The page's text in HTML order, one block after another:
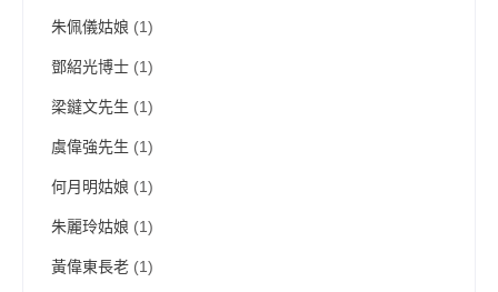
朱佩儀姑娘 (1)
鄧紹光博士 (1)
梁鐽文先生 (1)
虞偉強先生 (1)
何月明姑娘 (1)
朱麗玲姑娘 (1)
黃偉東長老 (1)